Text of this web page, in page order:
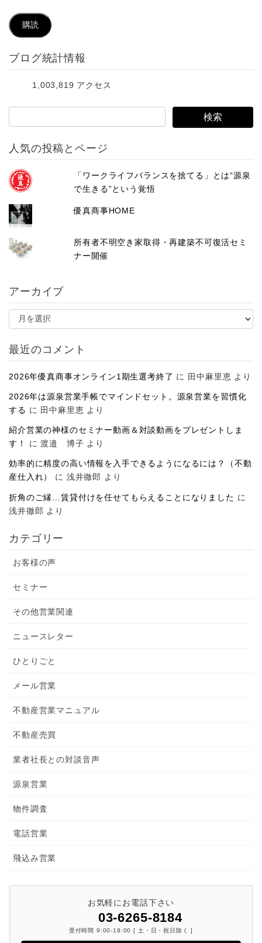
ル
ア
ド
購読
ブログ統計情報
1,003,819 アクセス
人気の投稿とページ
「ワークライフバランスを捨てる」とは“源泉
で生きる”という覚悟
優真商事HOME
所有者不明空き家取得・再建築不可復活セミ
ナー開催
アーカイブ
ア
イ
ブ
最近のコメント
2026年優真商事オンライン1期生選考終了 に 田中麻里恵 より
2026年は源泉営業手帳でマインドセット。源泉営業を習慣化
する に 田中麻里恵 より
紹介営業の神様のセミナー動画＆対談動画をプレゼントしま
す！
に渡邉 博子 より
効率的に精度の高い情報を入手できるようになるには？（不動
産仕入れ）
に 浅井徹郎 より
折角のご縁…賃貸付けを任せてもらえることになりました に
浅井徹郎 より
カテゴリー
お客様の声
セミナー
その他営業関連
ニュースレター
ひとりごと
メール営業
不動産営業マニュアル
不動産売買
業者社長との対談音声
源泉営業
物件調査
電話営業
飛込み営業
お気軽にお電話下さい
03-6265-8184
受付時間 9:00-18:00 [ 土・日・祝日除く ]